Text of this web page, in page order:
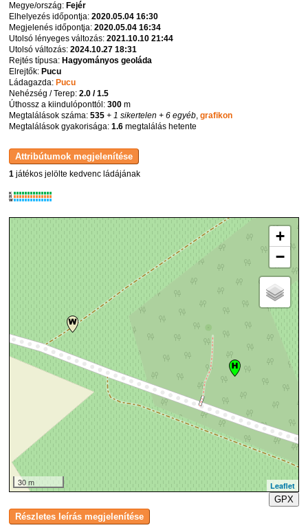
Megye/ország: Fejér
Elhelyezés időpontja:2020.05.04 16:30
Megjelenés időpontja:2020.05.04 16:34
Utolsó lényeges változás:2021.10.10 21:44
Utolsó változás:2024.10.27 18:31
Rejtés típusa: Hagyományos geoláda
Elrejtők: Pucu
Ládagazda: Pucu
Nehézség / Terep:2.0 / 1.5
Úthossz a kiindulóponttól:300 m
Megtalálások száma:535 + 1 sikertelen + 6 egyéb,grafikon
Megtalálások gyakorisága:1.6 megtalálás hetente
1 játékos jelölte kedvenc ládájának
K
R
W
+
−
30 m
Leaflet
GPX